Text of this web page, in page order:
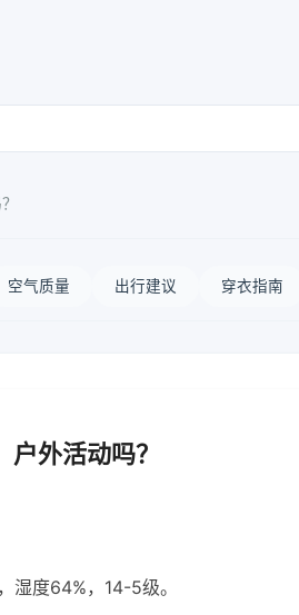
空气质量 出行建议 穿衣指南
外活动吗？
度64%，14-5级。